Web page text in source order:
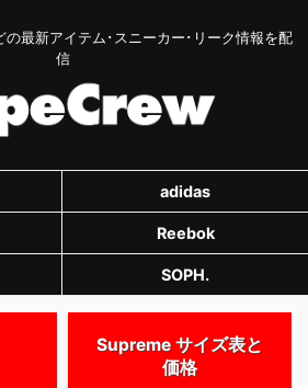
最新アイテム･スニーカー･リーク情報を配
信
adidas
Reebok
SOPH.
Supreme サイズ表と
価格